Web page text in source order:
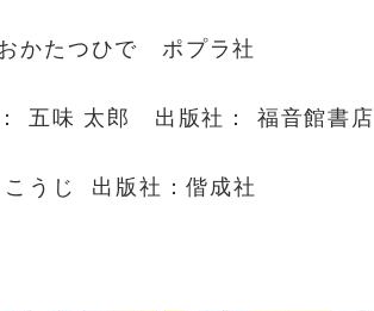
かたつひで ポプラ社
五味 太郎 出版社： 福音館書店
うじ 出版社：偕成社